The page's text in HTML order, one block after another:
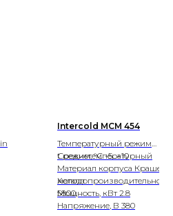
Intercold MCM 454
Температурный режим
Среднетемпературный
t режим, °С -5...+10
Материал корпуса
металл
5800
Мощность, кВт 2.8
Напряжение, В 380